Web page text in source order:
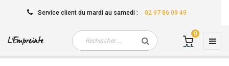
Service client du mardi au samedi : 02 97 86 09 49
☰
0